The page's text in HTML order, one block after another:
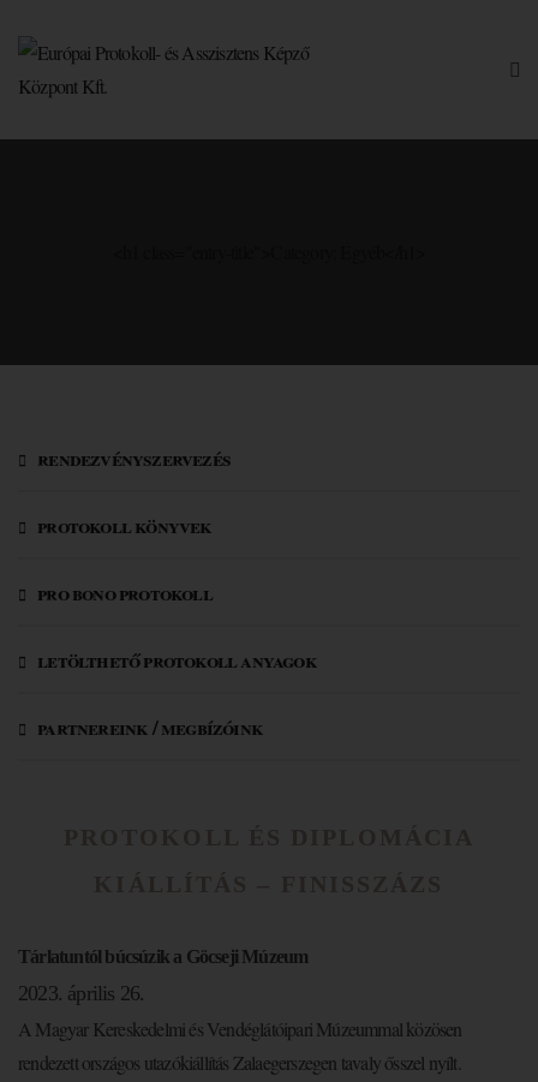
rendezvényszervezés
protokoll könyvek
pro bono protokoll
letölthető protokoll anyagok
partnereink / megbízóink
Tárlatuntól búcsúzik a Göcseji Múzeum
2023. április 26.
A Magyar Kereskedelmi és Vendéglátóipari Múzeummal közösen
rendezett országos utazókiállítás Zalaegerszegen tavaly ősszel nyílt.